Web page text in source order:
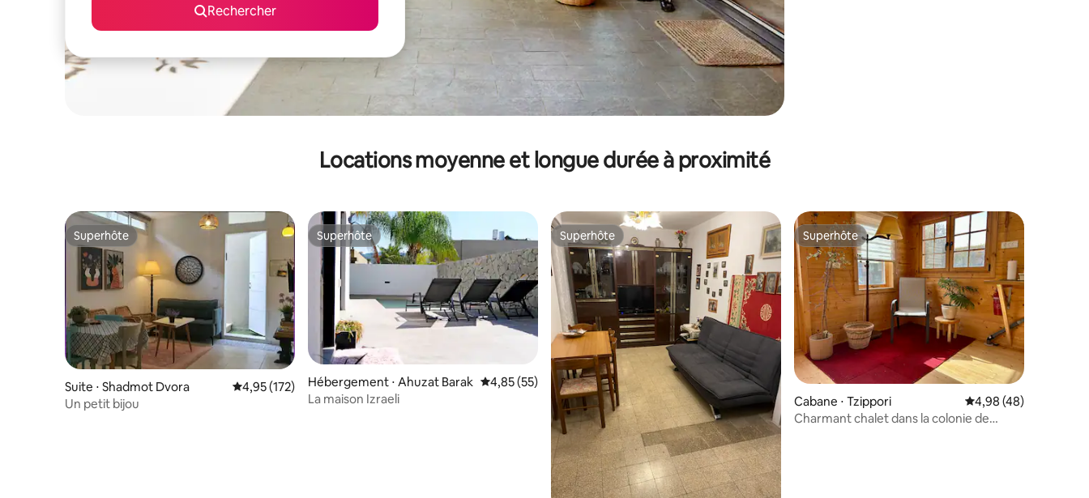
Rechercher
Locations moyenne et longue durée à proximité
Superhôte
Superhôte
Suite ⋅ Shadmot Dvora Évaluation moyenne sur la base de 172 commentaires : 4,95 sur 5
4,95 (172)
Un petit bijou
Superhôte
Superhôte
Hébergement ⋅ Ahuzat Barak Évaluation moyenne sur la base de 55 commentaires : 4,85 sur 5
4,85 (55)
La maison Izraeli
Superhôte
Superhôte Superhôte
Superhôte
Cabane ⋅ Tzippori Évaluation moyenne
4,98 (48)
Charmant chalet dans la colonie de